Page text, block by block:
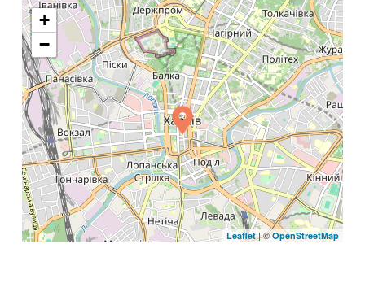
+
−
Leaflet| ©OpenStreetMap